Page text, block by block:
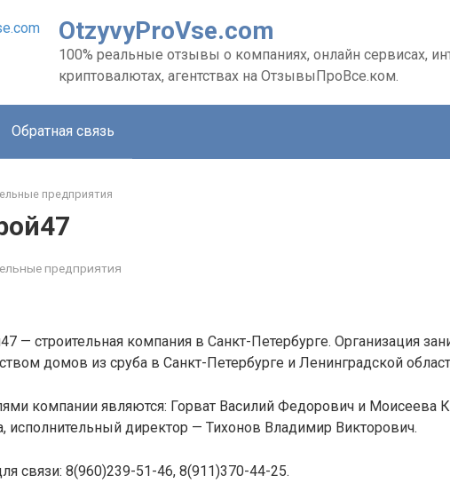
OtzyvyProVse.com
100% реальные отзывы о компаниях, онлайн сервисах,
криптовалютах, агентствах на ОтзывыПроВсе.ком.
Обратная связь
предприятия
предприятия
— строительная компания в Санкт-Петербурге. Организация
домов из сруба в Санкт-Петербурге и Ленинградской
компании являются: Горват Василий Федорович и Моисеева
исполнительный директор — Тихонов Владимир Викторович.
связи: 8(960)239-51-46, 8(911)370-44-25.